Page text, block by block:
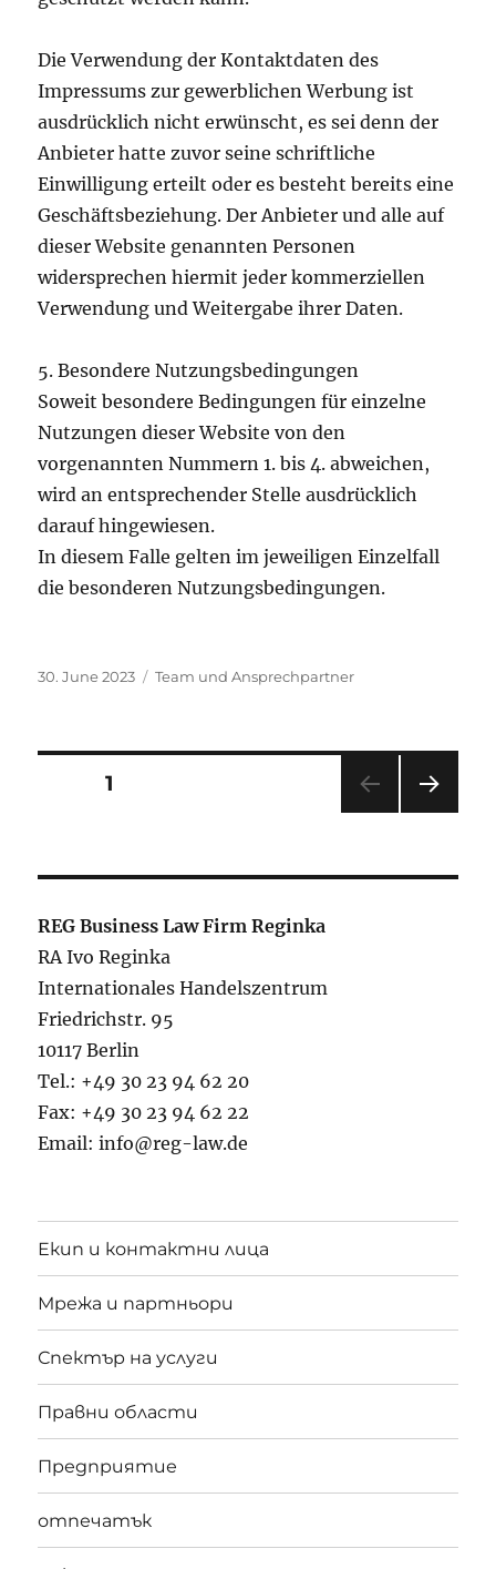
Die Verwendung der Kontaktdaten des
Impressums zur gewerblichen Werbung ist
ausdrücklich nicht erwünscht, es sei denn der
Anbieter hatte zuvor seine schriftliche
Einwilligung erteilt oder es besteht bereits eine
Geschäftsbeziehung. Der Anbieter und alle auf
dieser Website genannten Personen
widersprechen hiermit jeder kommerziellen
Verwendung und Weitergabe ihrer Daten.
5. Besondere Nutzungsbedingungen
Soweit besondere Bedingungen für einzelne
Nutzungen dieser Website von den
vorgenannten Nummern 1. bis 4. abweichen,
wird an entsprechender Stelle ausdrücklich
darauf hingewiesen.
In diesem Falle gelten im jeweiligen Einzelfall
die besonderen Nutzungsbedingungen.
Posted
30. June 2023 Categories
Team und Ansprechpartner
Posts
PAGE1
REG Business Law Firm Reginka
RA Ivo Reginka
Internationales Handelszentrum
Friedrichstr. 95
10117 Berlin
Tel.: +49 30 23 94 62 20
Fax: +49 30 23 94 62 22
Email: info@reg-law.de
Екип и контактни лица
Мрежа и партньори
Спектър на услуги
Правни области
Предприятие
отпечатък